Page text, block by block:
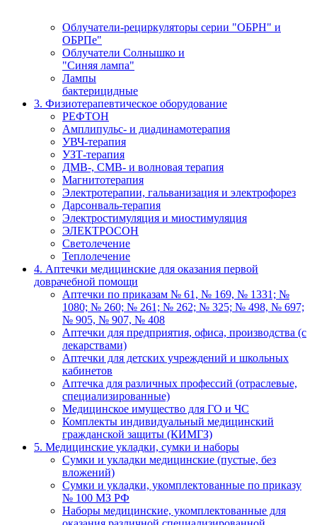
Облучатели-рециркуляторы серии "ОБРН" и
ОБРПе"
Облучатели Солнышко и
"Синяя лампа"
Лампы
бактерицидные
3. Физиотерапевтическое оборудование
РЕФТОН
Амплипульс- и диадинамотерапия
УВЧ-терапия
УЗТ-терапия
ДМВ-, СМВ- и волновая терапия
Магнитотерапия
Электротерапии, гальванизация и электрофорез
Дарсонваль-терапия
Электростимуляция и миостимуляция
ЭЛЕКТРОСОН
Светолечение
Теплолечение
4. Аптечки медицинские для оказания первой
доврачебной помощи
Аптечки по приказам № 61, № 169, № 1331; №
1080; № 260; № 261; № 262; № 325; № 498, № 697;
№ 905, № 907, № 408
Аптечки для предприятия, офиса, производства (с
лекарствами)
Аптечки для детских учреждений и школьных
кабинетов
Аптечка для различных профессий (отраслевые,
специализированные)
Медицинское имущество для ГО и ЧС
Комплекты индивидуальный медицинский
гражданской защиты (КИМГЗ)
5. Медицинские укладки, сумки и наборы
Сумки и укладки медицинские (пустые, без
вложений)
Сумки и укладки, укомплектованные по приказу
№ 100 МЗ РФ
Наборы медицинские, укомплектованные для